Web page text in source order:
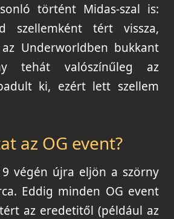
történt Midas-szal is:
szellemként tért vissza,
Underworldben bukkant
tehát valószínűleg az
ki, ezért lett szellem
az OG event?
9 végén újra eljön a szörny
Eddig minden OG event
az eredetitől (például az